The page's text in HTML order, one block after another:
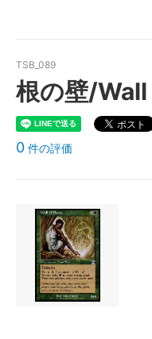
TSB_089
根の壁/
0 件の評価